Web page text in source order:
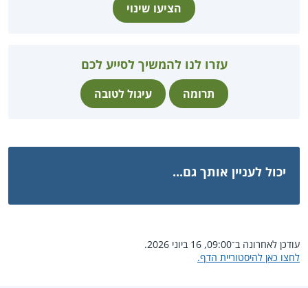
הציעו שינוי
עזרו לנו להמשיך לסייע לכם
תרומה עיגול לטובה
יכול לעניין אותך גם...
עודכן לאחרונה ב־09:00, 16 ביוני 2026.
לחצו כאן להיסטוריית הדף.